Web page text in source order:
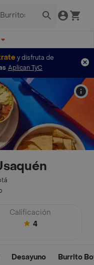
y disfruta de
Aplican TyC
Calificación
4
Desayuno Burrito